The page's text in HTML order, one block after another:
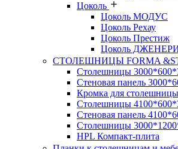
Цоколь
Цоколь МОДУС
Цоколь Рехау
Цоколь Престиж
Цоколь
СТОЛЕШНИЦЫ FORMA
Столешницы
Стеновая панель
Кромка для
Столешницы
Стеновая панель
Столешницы
HPL Компакт-плита